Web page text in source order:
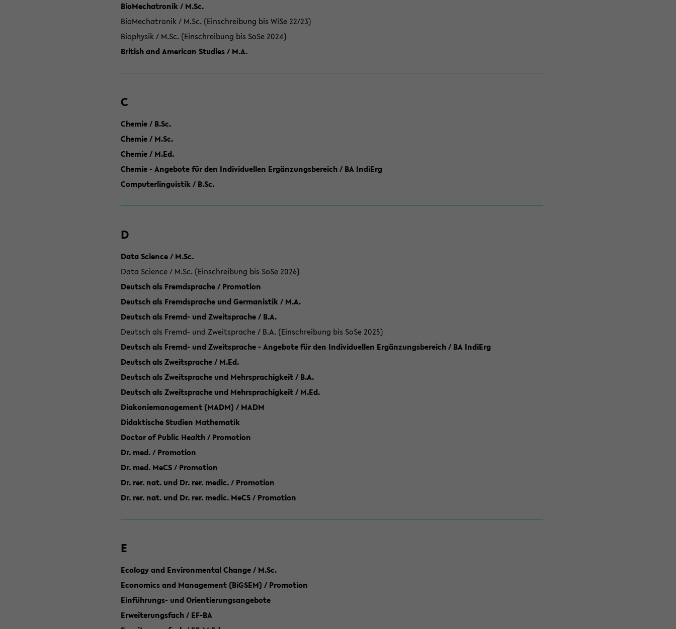
BioMechatronik / M.Sc.
BioMechatronik / M.Sc. (Einschreibung bis WiSe 22/23)
Biophysik / M.Sc. (Einschreibung bis SoSe 2024)
British and American Studies / M.A.
C
Chemie / B.Sc.
Chemie / M.Sc.
Chemie / M.Ed.
Chemie - Angebote für den Individuellen Ergänzungsbereich / BA IndiErg
Computerlinguistik / B.Sc.
D
Data Science / M.Sc.
Data Science / M.Sc. (Einschreibung bis SoSe 2026)
Deutsch als Fremdsprache / Promotion
Deutsch als Fremdsprache und Germanistik / M.A.
Deutsch als Fremd- und Zweitsprache / B.A.
Deutsch als Fremd- und Zweitsprache / B.A. (Einschreibung bis SoSe 2025)
Deutsch als Fremd- und Zweitsprache - Angebote für den Individuellen Ergänzungsbereich / BA IndiErg
Deutsch als Zweitsprache / M.Ed.
Deutsch als Zweitsprache und Mehrsprachigkeit / B.A.
Deutsch als Zweitsprache und Mehrsprachigkeit / M.Ed.
Diakoniemanagement (MADM) / MADM
Didaktische Studien Mathematik
Doctor of Public Health / Promotion
Dr. med. / Promotion
Dr. med. MeCS / Promotion
Dr. rer. nat. und Dr. rer. medic. / Promotion
Dr. rer. nat. und Dr. rer. medic. MeCS / Promotion
E
Ecology and Environmental Change / M.Sc.
Economics and Management (BiGSEM) / Promotion
Einführungs- und Orientierungsangebote
Erweiterungsfach / EF-BA